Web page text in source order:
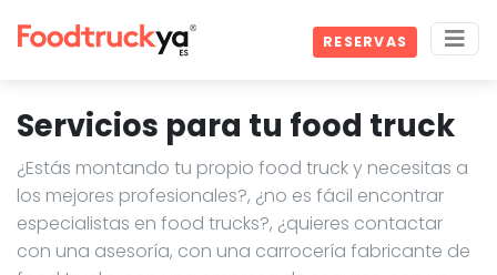
RESERVAS
Servicios para tu food truck
¿Estás montando tu propio food truck y necesitas a
los mejores profesionales?, ¿no es fácil encontrar
especialistas en food trucks?, ¿quieres contactar
con una asesoría, con una carrocería fabricante de